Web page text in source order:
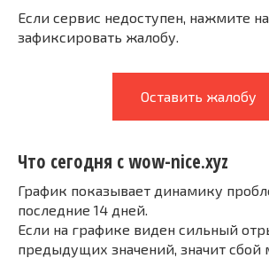
Если сервис недоступен, нажмите
зафиксировать жалобу.
Оставить жалобу
Что сегодня с wow-nice.xyz
График показывает динамику
последние 14 дней.
Если на графике виден сильный
предыдущих значений, значит сбой